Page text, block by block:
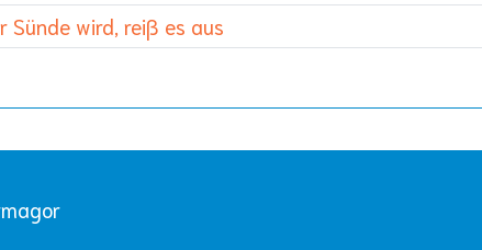
Sünde wird, reiß es aus